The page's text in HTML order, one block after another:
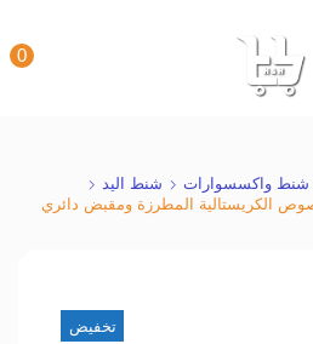
0
شنط واكسسوارات
شنط اليد
الكريستالية المطرزة ومقبض دائري
تخفيض